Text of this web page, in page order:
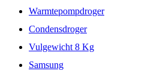
Warmtepompdroger
Condensdroger
Vulgewicht 8 Kg
Samsung